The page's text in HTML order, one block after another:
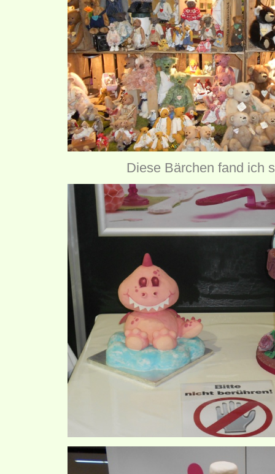
Diese Bärchen fand ich